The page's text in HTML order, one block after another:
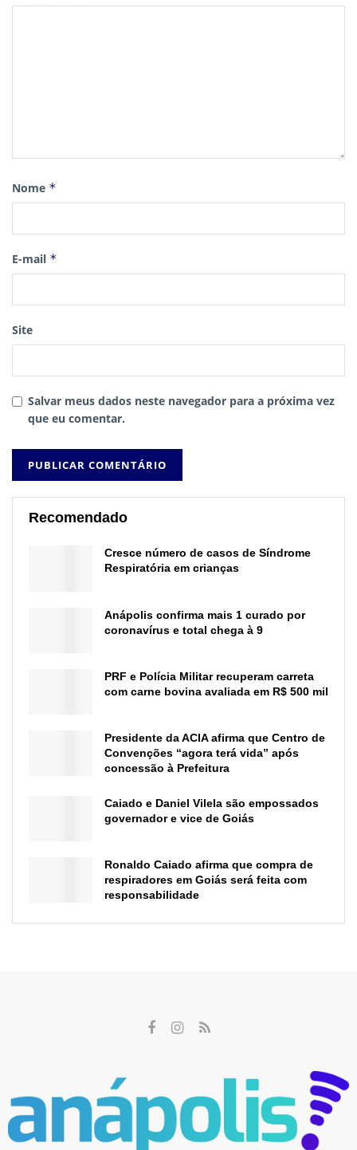
Nome *
E-mail *
Site
Salvar meus dados neste navegador para a próxima vez
que eu comentar.
Recomendado
Cresce número de casos de Síndrome
Respiratória em crianças
Anápolis confirma mais 1 curado por
coronavírus e total chega à 9
PRF e Polícia Militar recuperam carreta
com carne bovina avaliada em R$ 500 mil
Presidente da ACIA afirma que Centro de
Convenções “agora terá vida” após
concessão à Prefeitura
Caiado e Daniel Vilela são empossados
governador e vice de Goiás
Ronaldo Caiado afirma que compra de
respiradores em Goiás será feita com
responsabilidade